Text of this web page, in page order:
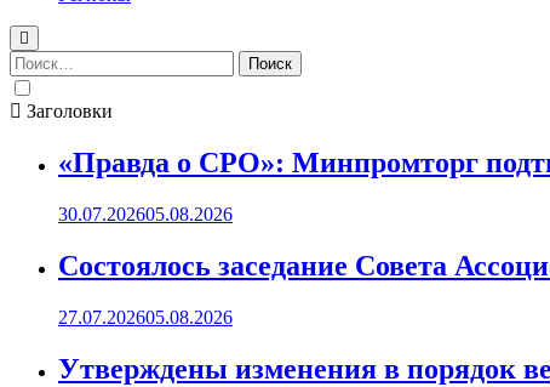
Найти:
Заголовки
«Правда о СРО»: Минпромторг
30.07.202605.08.2026
Состоялось заседание Совета
27.07.202605.08.2026
Утверждены изменения в порядок